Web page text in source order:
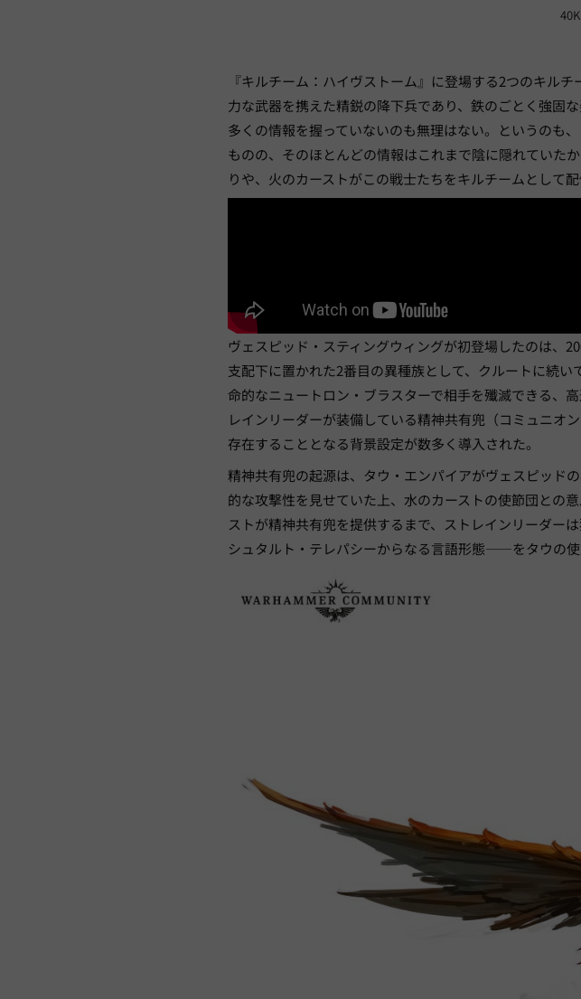
40K
『キルチーム：ハイヴストーム』に登場する2つのキル
力な武器を携えた精鋭の降下兵であり、鉄のごとく強固
多くの情報を握っていないのも無理はない。というのも
ものの、そのほとんどの情報はこれまで陰に隠れていた
りや、火のカーストがこの戦士たちをキルチームとして
ヴェスピッド・スティングウィングが初登場したのは、
支配下に置かれた2番目の異種族として、クルートに続
命的なニュートロン・ブラスターで相手を殲滅できる、
レインリーダーが装備している精神共有兜（コミュニオ
存在することとなる背景設定が数多く導入された。
精神共有兜の起源は、タウ・エンパイアがヴェスピッド
的な攻撃性を見せていた上、水のカーストの使節団との
ストが精神共有兜を提供するまで、ストレインリーダ
シュタルト・テレパシーからなる言語形態——をタウの